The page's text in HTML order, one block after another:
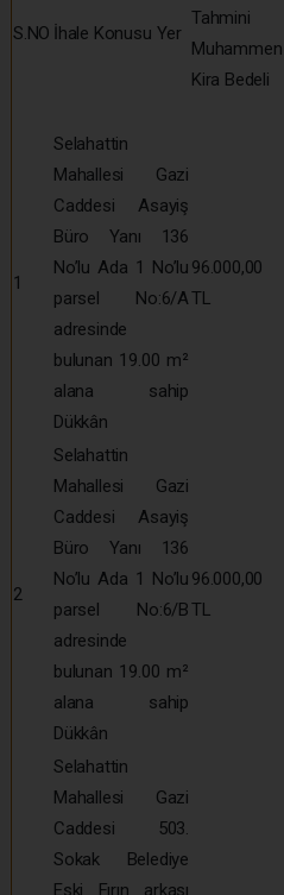
S.NO İhale Konusu Yer
Tahmini
Muhammen
Kira Bedeli
1
Selahattin
Mahallesi Gazi
Caddesi Asayiş
Büro Yanı 136
No’lu Ada 1 No’lu
parsel No:6/A
adresinde
bulunan 19.00 m²
alana sahip
Dükkân
96.000,00
TL
2
Selahattin
Mahallesi Gazi
Caddesi Asayiş
Büro Yanı 136
No’lu Ada 1 No’lu
parsel No:6/B
adresinde
bulunan 19.00 m²
alana sahip
Dükkân
96.000,00
TL
Selahattin
Mahallesi Gazi
Caddesi 503.
Sokak Belediye
Eski Fırın arkası